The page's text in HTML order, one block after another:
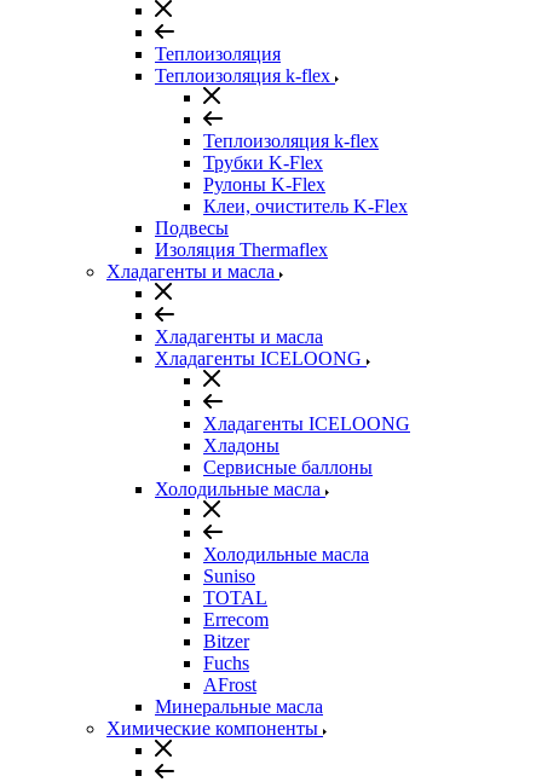
Теплоизоляция
Теплоизоляция k-flex
Теплоизоляция k-flex
Трубки K-Flex
Рулоны K-Flex
Клеи, очиститель K-Flex
Подвесы
Изоляция Thermaflex
Хладагенты и масла
Хладагенты и масла
Хладагенты ICELOONG
Хладагенты ICELOONG
Хладоны
Сервисные баллоны
Холодильные масла
Холодильные масла
Suniso
TOTAL
Errecom
Bitzer
Fuchs
AFrost
Минеральные масла
Химические компоненты